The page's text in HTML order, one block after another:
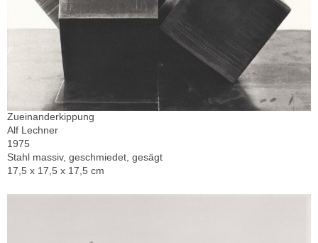
Zueinanderkippung
Alf Lechner
1975
Stahl massiv, geschmiedet, gesägt
17,5 x 17,5 x 17,5 cm